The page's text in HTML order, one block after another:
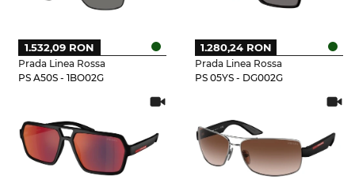
Prada Linea Rossa
PS A50S - 1BO02G
1.532,09 RON
Prada Linea Rossa
PS 05YS - DG002G
1.280,24 RON